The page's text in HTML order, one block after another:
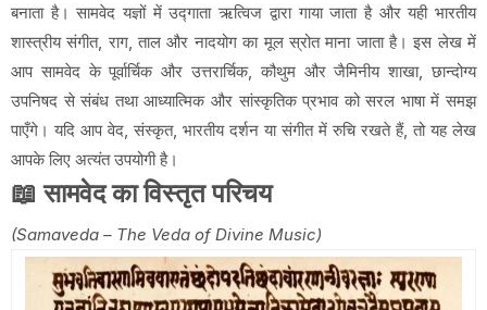
बनाता है। सामवेद यज्ञों में उद्गाता ऋत्विज द्वारा गाया जाता है और यही भारतीय
शास्त्रीय संगीत, राग, ताल और नादयोग का मूल स्रोत माना जाता है। इस लेख में
आप सामवेद के पूर्वार्चिक और उत्तरार्चिक, कौथुम और जैमिनीय शाखा, छान्दोग्य
उपनिषद से संबंध तथा आध्यात्मिक और सांस्कृतिक प्रभाव को सरल भाषा में समझ
पाएँगे। यदि आप वेद, संस्कृत, भारतीय दर्शन या संगीत में रुचि रखते हैं, तो यह लेख
आपके लिए अत्यंत उपयोगी है।
📖 सामवेद का विस्तृत परिचय
(Samaveda – The Veda of Divine Music)